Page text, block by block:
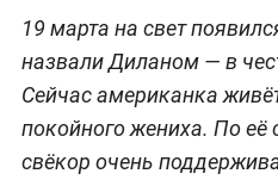
19 марта на свет
назвали Диланом — в
Сейчас американка
покойного жениха. По её
свёкор очень